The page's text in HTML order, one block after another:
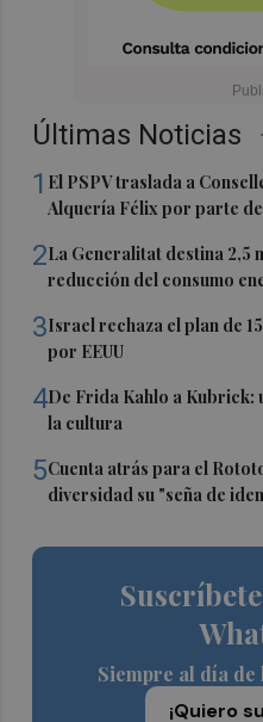
Últimas Noticias
1 El PSPV traslada a
Alquería Félix por parte
2La Generalitat destina 2,5
reducción del consumo
3Israel rechaza el plan de
por EEUU
4De Frida Kahlo a Kubrick:
la cultura
5Cuenta atrás para el
diversidad su "seña de
Siempre al día
¡Quiero